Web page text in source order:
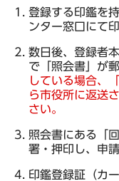
登録する印鑑を
ンター窓口にて
数日後、登録者
で「照会書」が
している場合、
ら市役所に返送
さい。
照会書にある「
署・押印し、申
印鑑登録証（カ